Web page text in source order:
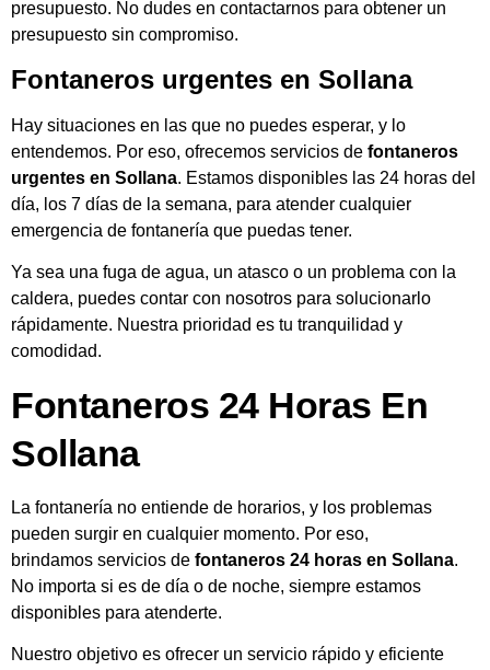
presupuesto. No dudes en contactarnos para obtener un
presupuesto sin compromiso.
Fontaneros urgentes en Sollana
Hay situaciones en las que no puedes esperar, y lo
entendemos. Por eso, ofrecemos servicios de fontaneros
urgentes en Sollana. Estamos disponibles las 24 horas del
día, los 7 días de la semana, para atender cualquier
emergencia de fontanería que puedas tener.
Ya sea una fuga de agua, un atasco o un problema con la
caldera, puedes contar con nosotros para solucionarlo
rápidamente. Nuestra prioridad es tu tranquilidad y
comodidad.
Fontaneros 24 Horas En
Sollana
La fontanería no entiende de horarios, y los problemas
pueden surgir en cualquier momento. Por eso,
brindamos servicios de fontaneros 24 horas en Sollana.
No importa si es de día o de noche, siempre estamos
disponibles para atenderte.
Nuestro objetivo es ofrecer un servicio rápido y eficiente